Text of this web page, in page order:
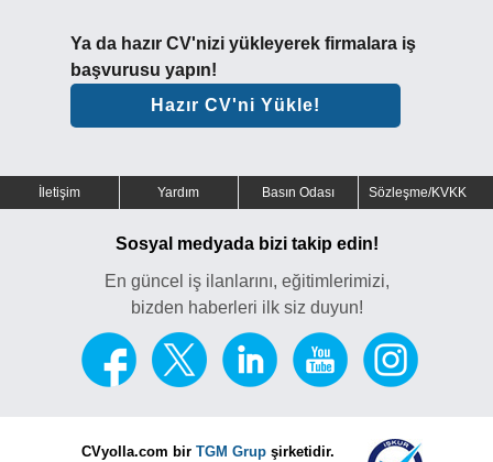
Ya da hazır CV'nizi yükleyerek firmalara iş
başvurusu yapın!
Hazır CV'ni Yükle!
İletişim Yardım Basın Odası Sözleşme/KVKK
Sosyal medyada bizi takip edin!
En güncel iş ilanlarını, eğitimlerimizi,
bizden haberleri ilk siz duyun!
CVyolla.com bir TGM Grup şirketidir.